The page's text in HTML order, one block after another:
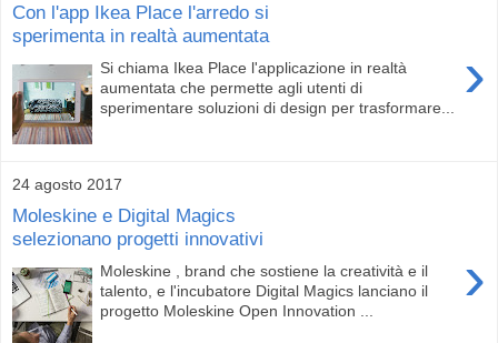
Con l'app Ikea Place l'arredo si
sperimenta in realtà aumentata
›
Si chiama Ikea Place l'applicazione in realtà
aumentata che permette agli utenti di
sperimentare soluzioni di design per trasformare...
24 agosto 2017
Moleskine e Digital Magics
selezionano progetti innovativi
›
Moleskine , brand che sostiene la creatività e il
talento, e l'incubatore Digital Magics lanciano il
progetto Moleskine Open Innovation ...